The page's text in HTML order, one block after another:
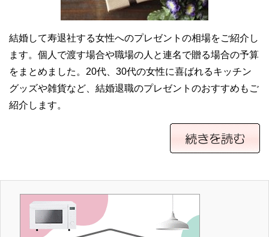
結婚して寿退社する女性へのプレゼントの相場をご紹介し
ます。個人で渡す場合や職場の人と連名で贈る場合の予算
をまとめました。20代、30代の女性に喜ばれるキッチン
グッズや雑貨など、結婚退職のプレゼントのおすすめもご
紹介します。